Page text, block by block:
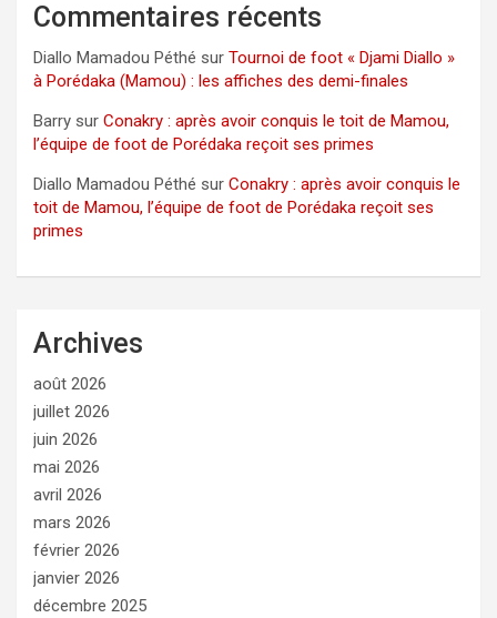
Commentaires récents
Diallo Mamadou Péthé sur Tournoi de foot « Djami Diallo »
à Porédaka (Mamou) : les affiches des demi-finales
Barry sur Conakry : après avoir conquis le toit de Mamou,
l’équipe de foot de Porédaka reçoit ses primes
Diallo Mamadou Péthé sur Conakry : après avoir conquis le
toit de Mamou, l’équipe de foot de Porédaka reçoit ses
primes
Archives
août 2026
juillet 2026
juin 2026
mai 2026
avril 2026
mars 2026
février 2026
janvier 2026
décembre 2025